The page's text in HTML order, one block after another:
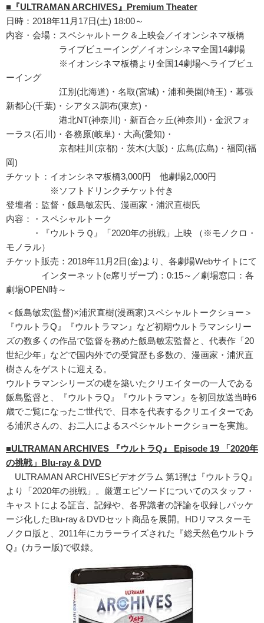
■『ULTRAMAN ARCHIVES』Premium Theater
日時：2018年11月17日(土) 18:00～
内容・会場：スペシャルトーク＆上映会／イオンシネマ板橋
ライブビューイング／イオンシネマ全国14劇場
※イオンシネマ板橋より全国14劇場へライブビュ
ーイング
江別(北海道)・名取(宮城)・浦和美園(埼玉)・幕張
新都心(千葉)・シアタス調布(東京)・
港北NT(神奈川)・新百合ヶ丘(神奈川)・金沢フォ
ーラス(石川)・各務原(岐阜)・大高(愛知)・
京都桂川(京都)・茨木(大阪)・広島(広島)・福岡(福
岡)
チケット：イオンシネマ板橋3,000円 他劇場2,000円
※ソフトドリンクチケット付き
登壇者：監督・飯島敏宏氏、漫画家・浦沢直樹氏
内容：・スペシャルトーク
・『ウルトラＱ』「2020年の挑戦」上映 （※モノクロ・
モノラル）
チケット販売：2018年11月2日(金)より、各劇場Webサイトにて
インターネット(e席リザーブ)：0:15～／劇場窓口：各
劇場OPEN時～
＜飯島敏宏(監督)×浦沢直樹(漫画家)スペシャルトークショー＞
『ウルトラQ』『ウルトラマン』など初期ウルトラマンシリー
ズの数多くの作品で監督を務めた飯島敏宏監督と、代表作「20
世紀少年」などで国内外での受賞歴も多数の、漫画家・浦沢直
樹さんをゲストに迎える。
ウルトラマンシリーズの礎を築いたクリエイターの一人である
飯島監督と、『ウルトラQ』『ウルトラマン』を初回放送当時6
歳でご覧になったご世代で、日本を代表するクリエイターであ
る浦沢さんの、お二人によるスペシャルトークショーを実施。
■ULTRAMAN ARCHIVES 『ウルトラQ』 Episode 19 「2020年
の挑戦」Blu-ray & DVD
ULTRAMAN ARCHIVESビデオグラム 第1弾は『ウルトラQ』
より「2020年の挑戦」。厳選エピソードについてのスタッフ・
キャストによる証言、記録や、各界識者の評論を収録しパッケ
ージ化したBlu-ray＆DVDセット商品を展開。HDリマスターモ
ノクロ版と、2011年にカラーライズされた『総天然色ウルトラ
Q』(カラー版)で収録。